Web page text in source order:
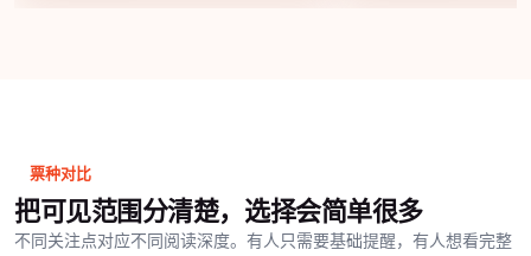
票种对比
把可见范围分清楚，选择会简单很多
不同关注点对应不同阅读深度。有人只需要基础提醒，有人想看完整